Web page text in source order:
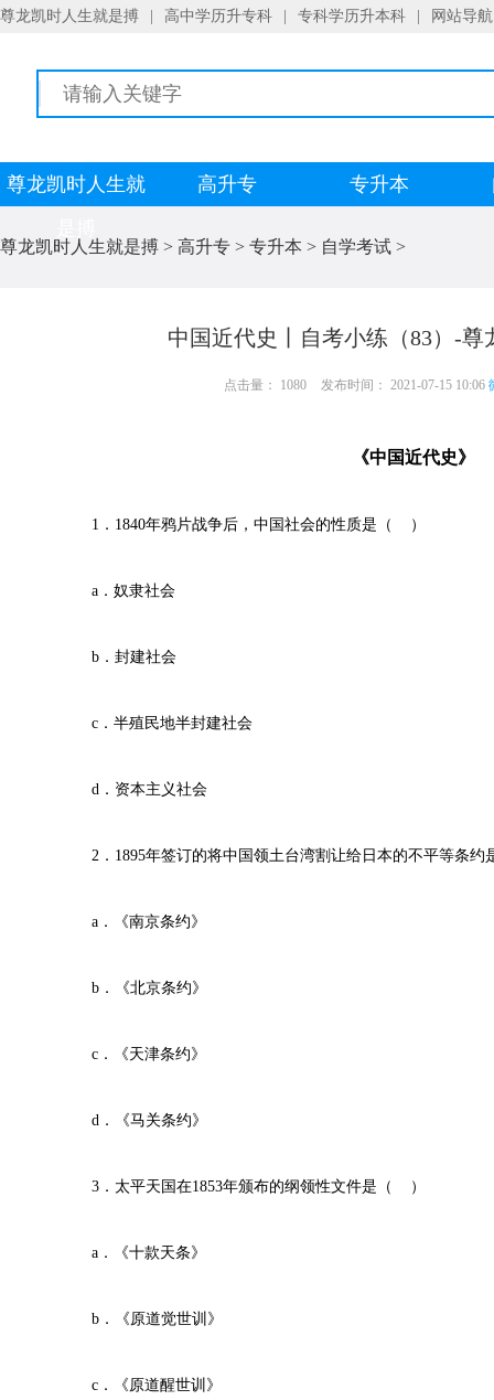
尊龙凯时人生就是搏 高中学历升专科 专科学历升本科 网站导航
尊龙凯时人生就
高升专 专升本
尊龙凯时人生就是搏 > 高升专 > 专升本 > 自学考试 >
中国近代史丨自考小练（83）-尊
点击量： 1080 发布时间： 2021-07-15 10:06
《中国近代史》
1．1840年鸦片战争后，中国社会的性质是（ ）
a．奴隶社会
b．封建社会
c．半殖民地半封建社会
d．资本主义社会
2．1895年签订的将中国领土台湾割让给日本的不平等条
a．《南京条约》
b．《北京条约》
c．《天津条约》
d．《马关条约》
3．太平天国在1853年颁布的纲领性文件是（ ）
a．《十款天条》
b．《原道觉世训》
c．《原道醒世训》